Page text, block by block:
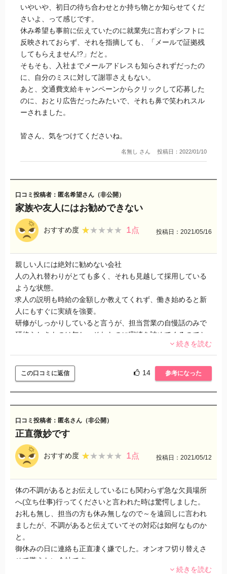
いやいや、初日の待ち合わせとか持ち物とか知らせてくだ
さいよ、って感じです。
休み希望も事前に伝えていたのに就業先に言わずシフトに
反映されておらず、それを指摘しても、「メールで証拠残
してもらえません!?」だと。
そもそも、入社までメールアドレスも知らされずだったの
に、自分のミスに対して謝罪さえもない。
あと、交通費支給キャンペーンからクリックして応募した
のに、おとり広告だったみたいで、それも鼻で笑われスル
ーされました。
皆さん、気をつけてくださいね。
名無し さん 投稿日：2022/01/10
口コミ投稿者：匿名希望さん（非公開）
家族や友人にはお勧めできない
おすすめ度 ★★★★★
★★★★★ 1点 投稿日：2021/05/16
親しい人には絶対に勧めない会社
人の入れ替わりがとても多く、それも見越して採用している
ような状態。
求人の説明も時給の金額しか教えてくれず、働き始めると新
人にもすぐに実績を強要。
研修がしっかりしていると言うが、担当営業の自慢話のみで
研修らしきものは無し、それなのに実績を詰めてくるのでと
そんな人を管理者としている会社にも疑問。
紹介キャンペーンなどが手厚いようなので、環境、やりがい
云々ではなく金銭面を重視する方はいいかもしれません。
私の周りには、長い方で一年の方しかおらず入ってすぐに後
悔しました。
続きを読む
この口コミに返信 14 参考になった
口コミ投稿者：匿名さん（非公開）
正直微妙です
おすすめ度 ★★★★★
★★★★★ 1点 投稿日：2021/05/12
体の不調があるとお伝えしているにも関わらず急な欠員場所
へ(立ち仕事)行ってくださいと言われた時は驚愕しました。
お礼も無し、担当の方も休み無しなので～を遠回しに言われ
ましたが、不調があると伝えていてその対応は如何なものか
と。
御休みの日に連絡も正直凄く嫌でした。オンオフ切り替えさ
せて貰えない会社です。
続きを読む